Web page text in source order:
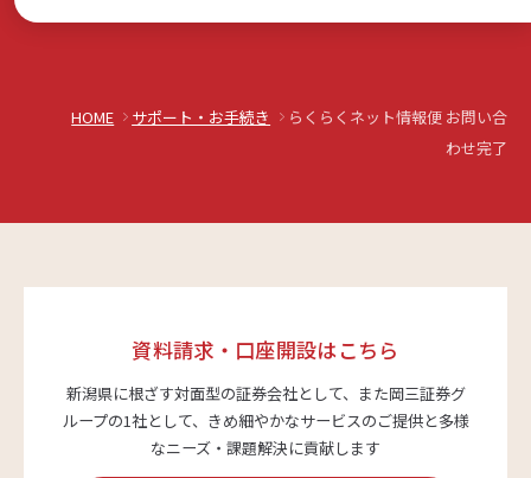
サステナビリティ
よくあるご質問はこちら
お電話でのお問い合わせ
HOME サポート・お手続き
らくらくネット情報便 お問い合
わせ完了
資料請求・口座開設はこちら
新潟県に根ざす対面型の証券会社として、また岡三証券グ
ループの1社として、 きめ細やかなサービスのご提供と多様
なニーズ・課題解決に貢献します